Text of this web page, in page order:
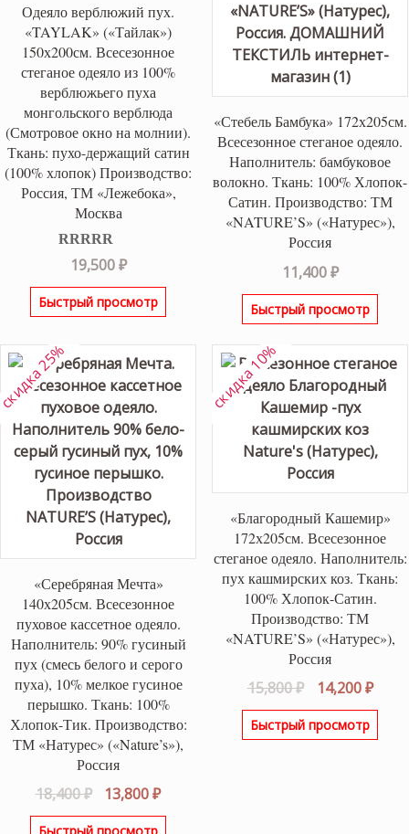
Одеяло верблюжий пух.
«TAYLAK» («Тайлак»)
150х200см. Всесезонное
стеганое одеяло из 100%
верблюжьего пуха
монгольского верблюда
(Смотровое окно на молнии).
Ткань: пухо-держащий сатин
(100% хлопок) Производство:
Россия, ТМ «Лежебока»,
Москва
Оценка5.00
из 5
19,500₽
Быстрый просмотр
«Стебель Бамбука» 172х205см.
Всесезонное стеганое одеяло.
Наполнитель: бамбуковое
волокно. Ткань: 100% Хлопок-
Сатин. Производство: ТМ
«NATURE’S» («Натурес»),
Россия
11,400₽
Быстрый просмотр
«Серебряная Мечта»
140х205см. Всесезонное
пуховое кассетное одеяло.
Наполнитель: 90% гусиный
пух (смесь белого и серого
пуха), 10% мелкое гусиное
перышко. Ткань: 100%
Хлопок-Тик. Производство:
ТМ «Натурес» («Nature’s»),
Россия
18,400₽
Первоначальная
цена
13,800₽Текущая
цена:
25%
«Благородный Кашемир»
172х205см. Всесезонное
стеганое одеяло. Наполнитель:
пух кашмирских коз. Ткань:
100% Хлопок-Сатин.
Производство: ТМ
«NATURE’S» («Натурес»),
Россия
15,800₽
цена
составляла
14,200₽
Быстрый просмотр
скидка 10%